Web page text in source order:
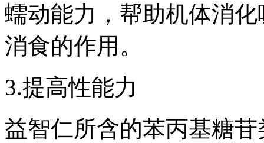
蠕动能力，帮助机体消
消食的作用。
3.提高性能力
益智仁所含的苯丙基糖